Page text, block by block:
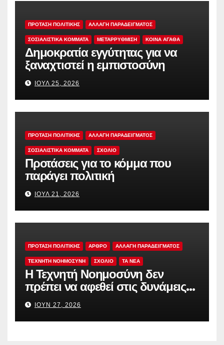
ΠΡΟΤΑΣΗ ΠΟΛΙΤΙΚΗΣ ΑΛΛΑΓΗ ΠΑΡΑΔΕΙΓΜΑΤΟΣ
ΣΟΣΙΑΛΙΣΤΙΚΆ ΚΌΜΜΑΤΑ ΜΕΤΑΡΡΥΘΜΙΣΗ ΚΟΙΝΑ ΑΓΑΘΑ
Δημοκρατία εγγύτητας για να
ξαναχτιστεί η εμπιστοσύνη
ΙΟΎΛ 25, 2026
ΠΡΟΤΑΣΗ ΠΟΛΙΤΙΚΗΣ ΑΛΛΑΓΗ ΠΑΡΑΔΕΙΓΜΑΤΟΣ
ΣΟΣΙΑΛΙΣΤΙΚΆ ΚΌΜΜΑΤΑ ΣΧΟΛΙΟ
Προτάσεις για το κόμμα που
παράγει πολιτική
ΙΟΎΛ 21, 2026
ΠΡΟΤΑΣΗ ΠΟΛΙΤΙΚΗΣ ΑΡΘΡΟ ΑΛΛΑΓΗ ΠΑΡΑΔΕΙΓΜΑΤΟΣ
ΤΕΧΝΗΤΗ ΝΟΗΜΟΣΥΝΗ ΣΧΟΛΙΟ TA NEA
Η Τεχνητή Νοημοσύνη δεν
πρέπει να αφεθεί στις δυνάμεις
της αγοράς
ΙΟΎΝ 27, 2026